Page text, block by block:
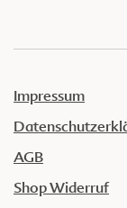
Impressum
AGB
Shop Widerruf